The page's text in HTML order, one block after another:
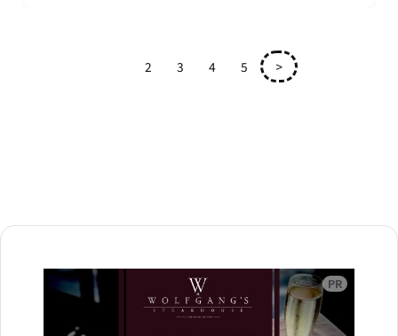
2 3 4 5 >
広告